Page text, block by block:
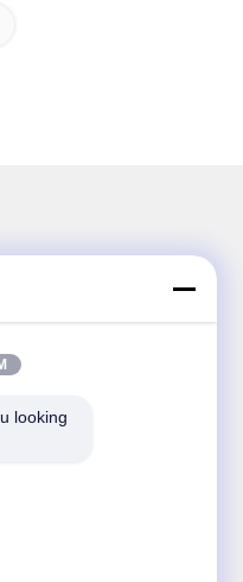
para obter descontos
looking